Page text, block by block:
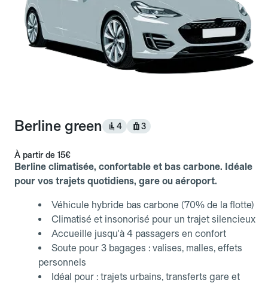
Berline green 4 3
À partir de 15€
Berline climatisée, confortable et bas carbone. Idéale
pour vos trajets quotidiens, gare ou aéroport.
Véhicule hybride bas carbone (70% de la flotte)
Climatisé et insonorisé pour un trajet silencieux
Accueille jusqu'à 4 passagers en confort
Soute pour 3 bagages : valises, malles, effets
personnels
Idéal pour : trajets urbains, transferts gare et